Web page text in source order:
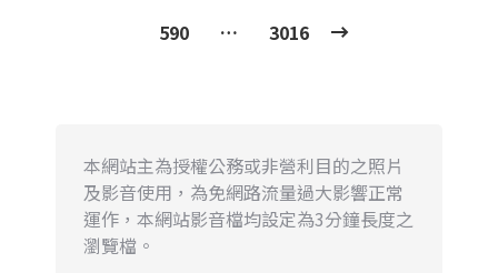
590
… 3016
本網站主為授權公務或非營利目的之照片
及影音使用，為免網路流量過大影響正常
運作，本網站影音檔均設定為3分鐘長度之
瀏覽檔。